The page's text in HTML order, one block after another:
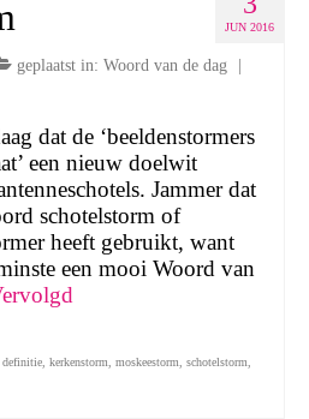
JUN 2016
geplaatst in: Woord van de dag
|
dat de ‘beeldenstormers
een nieuw doelwit
Jammer dat
schotelstorm of
heeft gebruikt, want
een mooi Woord van
definitie kerkenstorm moskeestorm schotelstorm